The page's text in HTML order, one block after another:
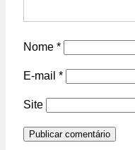
Nome *
E-mail *
Site